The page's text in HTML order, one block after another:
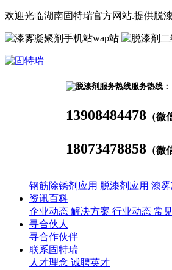
欢迎光临湖南固特瑞官方网站.提供脱
wap站
服务热线：
13908484478 （微
18073478858 （微
钢筋除锈剂应用 脱漆剂应用 漆
资讯百科
企业动态 解决方案 行业动态 常
寻合伙人
寻合作伙伴
联系固特瑞
人才理念 诚聘英才